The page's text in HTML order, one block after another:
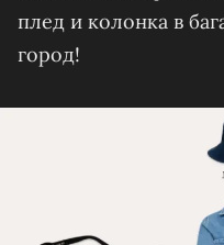
плед и колонка в
город!